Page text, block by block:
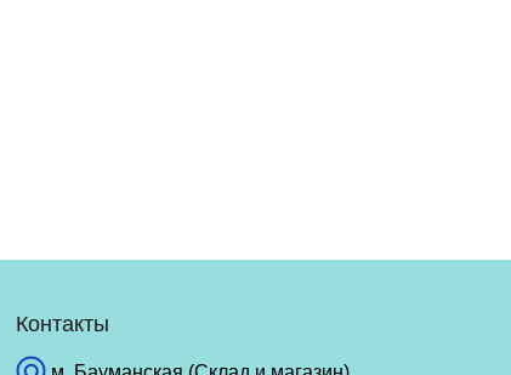
Контакты